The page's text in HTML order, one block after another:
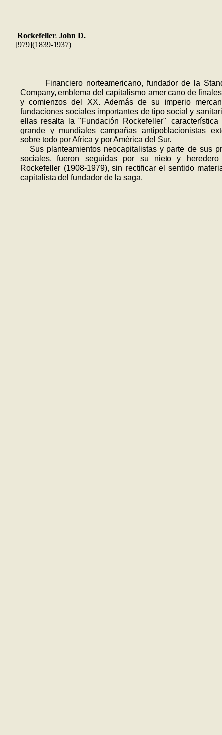
Rockefeller. John D.
[979](1839-1937)
Financiero norteamericano, fundador de la
Company, emblema del capitalismo americano de
y comienzos del XX. Además de su imperio
fundaciones sociales importantes de tipo social y
ellas resalta la "Fundación Rockefeller", característica
grande y mundiales campañas antipoblacionistas
sobre todo por Africa y por América del Sur.
Sus planteamientos neocapitalistas y parte de sus
sociales, fueron seguidas por su nieto y heredero
Rockefeller (1908-1979), sin rectificar el sentido
capitalista del fundador de la saga.